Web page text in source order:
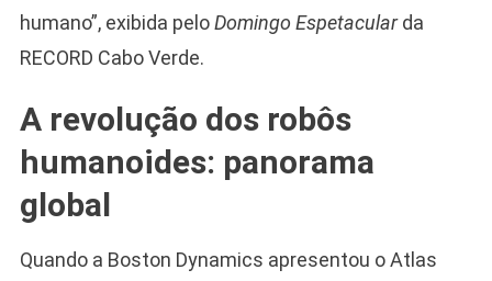
humano”, exibida peloDomingo Espetacularda
RECORD Cabo Verde.
A revolução dos robôs
humanoides: panorama
global
Quando a Boston Dynamics apresentou o Atlas